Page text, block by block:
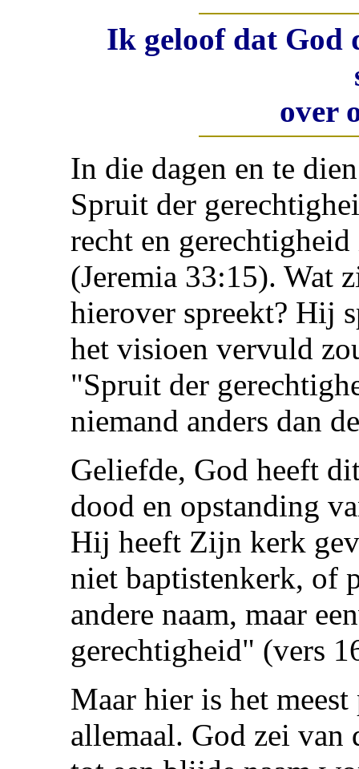
Ik geloof dat God
over
In die dagen en te
Spruit der
recht en
(Jeremia 33:15). Wat
hierover spreekt? Hij
het visioen vervuld
"Spruit der
niemand anders dan
Geliefde, God heeft
dood en opstanding
Hij heeft Zijn kerk
niet baptistenkerk, of
andere naam, maar
gerechtigheid" (vers
Maar hier is het
allemaal. God zei